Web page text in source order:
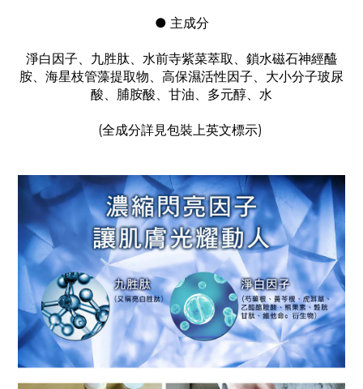
● 主成分
淨白因子、九胜肽、水前寺紫菜萃取、鎖水磁石神經醯
胺、海星枝管藻提取物、 高保濕活性因子、大小分子玻尿
酸、脯胺酸、甘油、多元醇、水
(全成分詳見包裝上英文標示)